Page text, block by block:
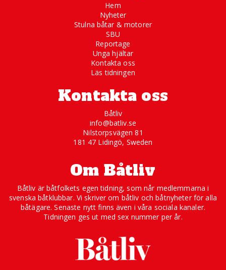
Hem
Nyheter
Stulna båtar & motorer
SBU
Reportage
Unga hjältar
Kontakta oss
Läs tidningen
Kontakta oss
Båtliv
info@batliv.se
Nilstorpsvägen 81
181 47 Lidingö, Sweden
Om Båtliv
Båtliv är båtfolkets egen tidning, som når medlemmarna i
svenska båtklubbar. Vi skriver om båtliv och båtnyheter för alla
båtägare. Senaste nytt finns även i våra sociala kanaler.
Tidningen ges ut med sex nummer per år.